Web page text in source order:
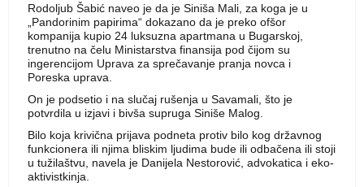
Rodoljub Šabić naveo je da je Siniša Mali, za koga je u
„Pandorinim papirima“ dokazano da je preko ofšor
kompanija kupio 24 luksuzna apartmana u Bugarskoj,
trenutno na čelu Ministarstva finansija pod čijom su
ingerencijom Uprava za sprečavanje pranja novca i
Poreska uprava.
On je podsetio i na slučaj rušenja u Savamali, što je
potvrdila u izjavi i bivša supruga Siniše Malog.
Bilo koja krivična prijava podneta protiv bilo kog državnog
funkcionera ili njima bliskim ljudima bude ili odbačena ili stoji
u tužilaštvu, navela je Danijela Nestorović, advokatica i eko-
aktivistkinja.